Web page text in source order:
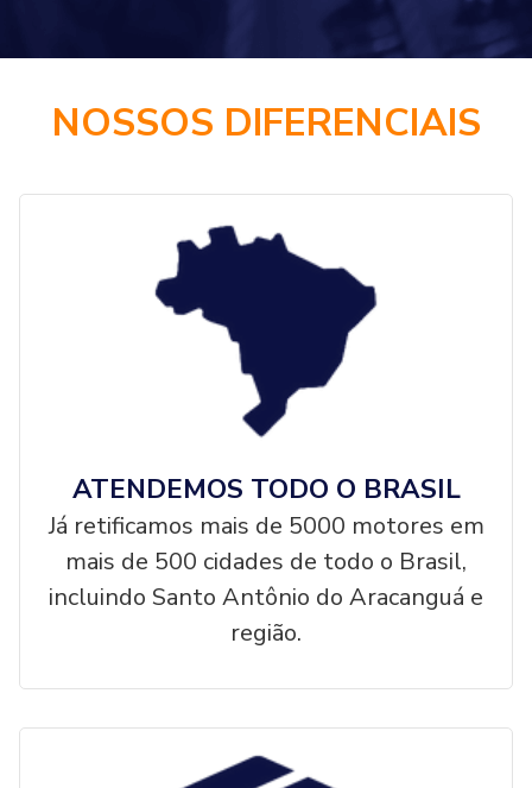
NOSSOS DIFERENCIAIS
ATENDEMOS TODO O BRASIL
Já retificamos mais de 5000 motores em
mais de 500 cidades de todo o Brasil,
incluindo Santo Antônio do Aracanguá e
região.